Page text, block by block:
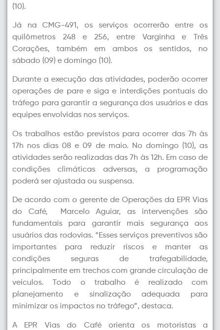
(10).
Já na CMG-491, os serviços ocorrerão entre os
quilômetros 248 e 256, entre Varginha e Três
Corações, também em ambos os sentidos, no
sábado (09) e domingo (10).
Durante a execução das atividades, poderão ocorrer
operações de pare e siga e interdições pontuais do
tráfego para garantir a segurança dos usuários e das
equipes envolvidas nos serviços.
Os trabalhos estão previstos para ocorrer das 7h às
17h nos dias 08 e 09 de maio. No domingo (10), as
atividades serão realizadas das 7h às 12h. Em caso de
condições climáticas adversas, a programação
poderá ser ajustada ou suspensa.
De acordo com o gerente de Operações da EPR Vias
do Café, Marcelo Aguiar, as intervenções são
fundamentais para garantir mais segurança aos
usuários das rodovias. “Esses serviços preventivos são
importantes para reduzir riscos e manter as
condições seguras de trafegabilidade,
principalmente em trechos com grande circulação de
veículos. Todo o trabalho é realizado com
planejamento e sinalização adequada para
minimizar os impactos no tráfego”, destaca.
A EPR Vias do Café orienta os motoristas a